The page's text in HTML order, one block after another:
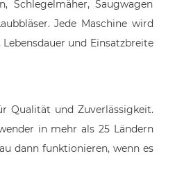
Schlegelmäher, Saugwagen
Jede Maschine wird
und Einsatzbreite
Qualität und Zuverlässigkeit.
in mehr als 25 Ländern
dann funktionieren, wenn es